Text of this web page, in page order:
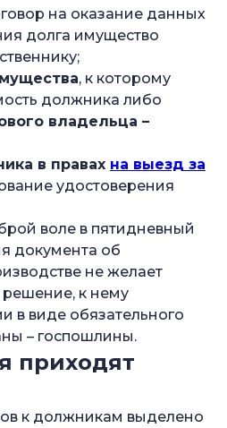
на оказание данных
долга имущество
, к которому
должника либо
владельца –
в правах на выезд за
удостоверения
воле в пятидневный
документа об
не желает
решение, к нему
в виде обязательного
– госпошлины.
приходят
к должникам выделено